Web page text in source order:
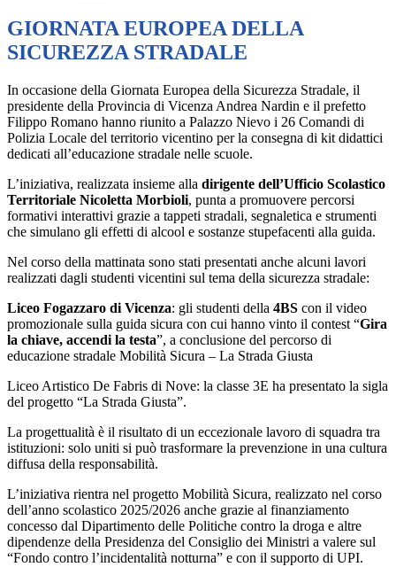
GIORNATA EUROPEA DELLA
SICUREZZA STRADALE
In occasione della Giornata Europea della Sicurezza Stradale, il
presidente della Provincia di Vicenza Andrea Nardin e il prefetto
Filippo Romano hanno riunito a Palazzo Nievo i 26 Comandi di
Polizia Locale del territorio vicentino per la consegna di kit didattici
dedicati all’educazione stradale nelle scuole.
L’iniziativa, realizzata insieme alla dirigente dell’Ufficio Scolastico
Territoriale Nicoletta Morbioli, punta a promuovere percorsi
formativi interattivi grazie a tappeti stradali, segnaletica e strumenti
che simulano gli effetti di alcool e sostanze stupefacenti alla guida.
Nel corso della mattinata sono stati presentati anche alcuni lavori
realizzati dagli studenti vicentini sul tema della sicurezza stradale:
Liceo Fogazzaro di Vicenza: gli studenti della 4BS con il video
promozionale sulla guida sicura con cui hanno vinto il contest “Gira
la chiave, accendi la testa”, a conclusione del percorso di
educazione stradale Mobilità Sicura – La Strada Giusta
Liceo Artistico De Fabris di Nove: la classe 3E ha presentato la sigla
del progetto “La Strada Giusta”.
La progettualità è il risultato di un eccezionale lavoro di squadra tra
istituzioni: solo uniti si può trasformare la prevenzione in una cultura
diffusa della responsabilità.
L’iniziativa rientra nel progetto Mobilità Sicura, realizzato nel corso
dell’anno scolastico 2025/2026 anche grazie al finanziamento
concesso dal Dipartimento delle Politiche contro la droga e altre
dipendenze della Presidenza del Consiglio dei Ministri a valere sul
“Fondo contro l’incidentalità notturna” e con il supporto di UPI.